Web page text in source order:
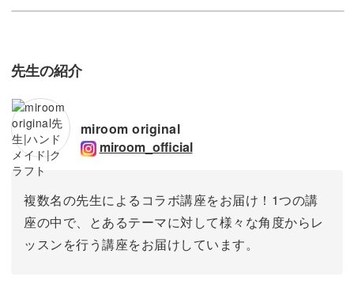
先生の紹介
miroom original
miroom_official
複数名の先生によるコラボ講座をお届け！1つの講
座の中で、とあるテーマに対して様々な角度からレ
ッスンを行う講座をお届けしています。